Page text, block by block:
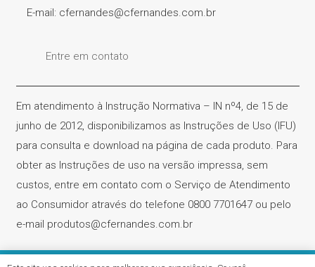
E-mail: cfernandes@cfernandes.com.br
Entre em contato
Em atendimento à Instrução Normativa – IN nº4, de 15 de
junho de 2012, disponibilizamos as Instruções de Uso (IFU)
para consulta e download na página de cada produto. Para
obter as Instruções de uso na versão impressa, sem
custos, entre em contato com o Serviço de Atendimento
ao Consumidor através do telefone 0800 7701647 ou pelo
e-mail produtos@cfernandes.com.br